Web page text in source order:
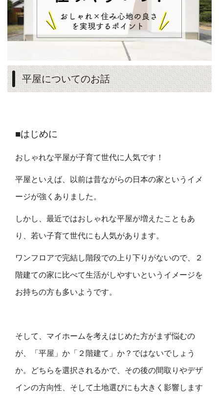
平屋についてのお話
■はじめに
おしゃれな平屋が子育て世代に人気です！
平屋といえば、以前は昔ながらの日本の家というイメ
ージが強くありました。
しかし、最近ではおしゃれな平屋が増えたこともあ
り、若い子育て世代にも人気があります。
ワンフロアで完結し階段での上り下りがないので、２
階建ての家に比べて生活がしやすいというイメージを
お持ちの方も多いようです。
そして、マイホームを考えはじめた方がまず悩むの
が、「平屋」か「２階建て」か？ではないでしょう
か。どちらを選択されるかで、その後の間取りやデザ
インの方向性、そして土地選びにも大きく影響します